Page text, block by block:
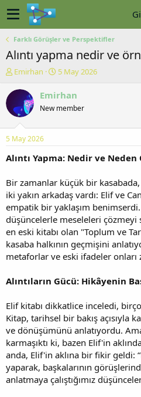
Farklı Görüşler ve Perspektifler
Alıntı yapma nedir ve
K
n
u
y
b
a
ş
t
a
n
Emirhan
B
ş
a
ç
i
h
5 May 2026
Emirhan
New member
5 May 2026
Alıntı Yapma: Nedir ve
Bir zamanlar küçük bir kasabada,
iki yakın arkadaş vardı: Elif ve
empatik bir yaklaşım
düşüncelerle meseleleri çözmeyi
en eski kitabı olan "Toplum ve
kasaba halkının geçmişini
metaforlar ve eski ifadeler onları
Alıntıların Gücü: Hikâyenin
Elif kitabı dikkatlice inceledi,
Kitap, tarihsel bir bakış açısıyla
ve dönüşümünü anlatıyordu.
karmaşıktı ki, bazen Elif'in
anda, Elif'in aklına bir fikir geldi:
yaparak, başkalarının
anlatmaya çalıştığımız